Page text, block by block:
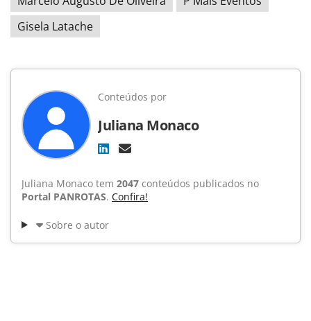
Gisela Latache
Conteúdos por
Juliana Monaco
Juliana Monaco tem 2047 conteúdos publicados no
Portal PANROTAS. Confira!
Sobre o autor